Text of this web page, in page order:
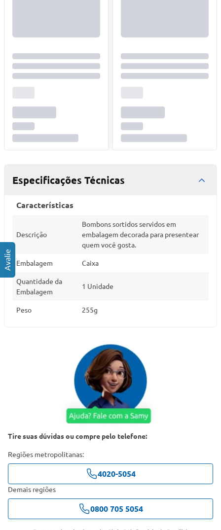
Especificações Técnicas
Características
Descrição
Bombons sortidos servidos em
embalagem decorada para presentear
quem você gosta.
Embalagem Caixa
Quantidade da
Embalagem
1 Unidade
Peso 255g
Tire suas dúvidas ou compre pelo telefone:
Regiões metropolitanas:
4020-5054
Demais regiões
0800 705 5054